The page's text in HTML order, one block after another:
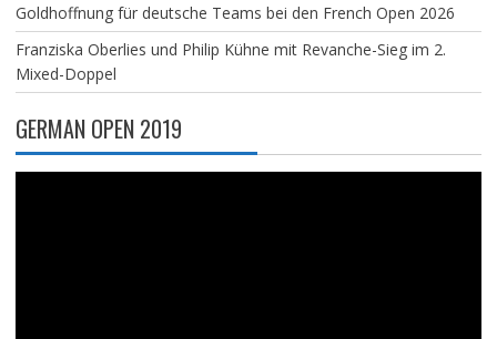
Goldhoffnung für deutsche Teams bei den French Open 2026
Franziska Oberlies und Philip Kühne mit Revanche-Sieg im 2.
Mixed-Doppel
GERMAN OPEN 2019